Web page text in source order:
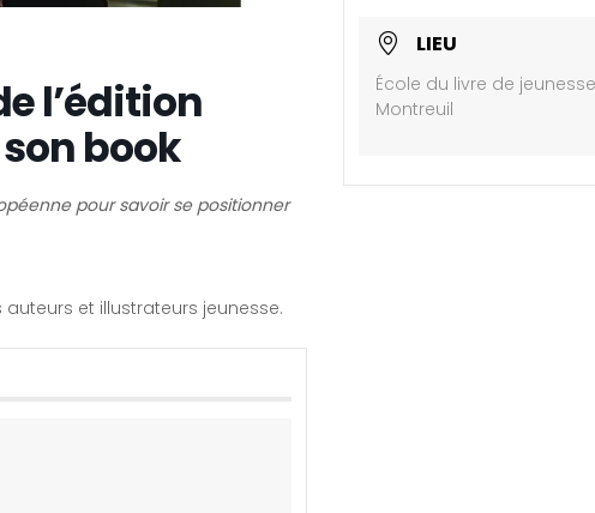
LIEU
École du livre de
Montreuil
l’édition
book
pour savoir se positionner
et illustrateurs jeunesse.